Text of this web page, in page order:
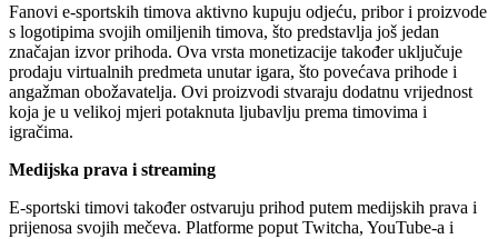
Fanovi e-sportskih timova aktivno kupuju odjeću, pribor i proizvode
s logotipima svojih omiljenih timova, što predstavlja još jedan
značajan izvor prihoda. Ova vrsta monetizacije također uključuje
prodaju virtualnih predmeta unutar igara, što povećava prihode i
angažman obožavatelja. Ovi proizvodi stvaraju dodatnu vrijednost
koja je u velikoj mjeri potaknuta ljubavlju prema timovima i
igračima.
Medijska prava i streaming
E-sportski timovi također ostvaruju prihod putem medijskih prava i
prijenosa svojih mečeva. Platforme poput Twitcha, YouTube-a i